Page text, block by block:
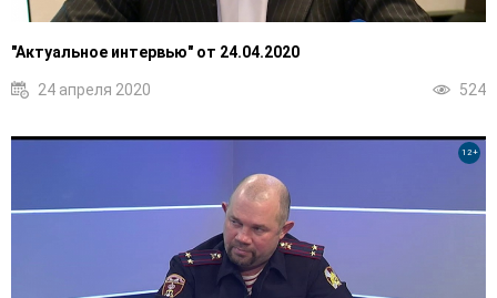
"Актуальное интервью" от 24.04.2020
24 апреля 2020 524
12+